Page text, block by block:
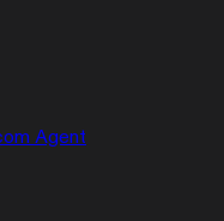
Agent